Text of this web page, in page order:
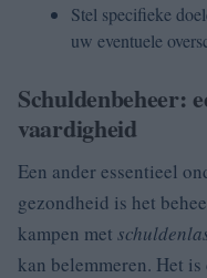
Stel specifieke
uw eventuele
Schuldenbeheer:
vaardigheid
Een ander essentieel
gezondheid is het
kampen met
kan belemmeren. Het